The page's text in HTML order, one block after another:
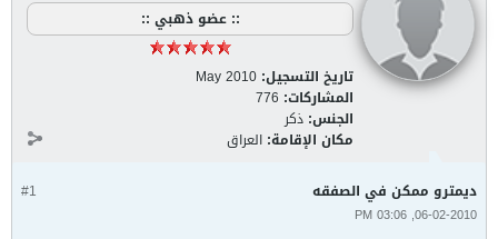
:: عضو ذهبي ::
تاريخ التسجيل: May 2010
المشاركات: 776
الجنس: ذكر
مكان الإقامة: العراق
#1 ديمترو ممكن في الصفقه
06-02-2010, 03:06 PM